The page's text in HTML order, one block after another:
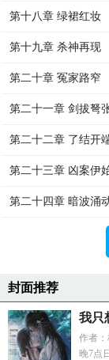
第十八章 绿裙红妆
第十九章 杀神再现
第二十章 冤家路窄
第二十一章 剑拔弩
第二十二章 了结开
第二十三章 凶案伊
第二十四章 暗波涌
封面推荐
我只
作者
晚7点